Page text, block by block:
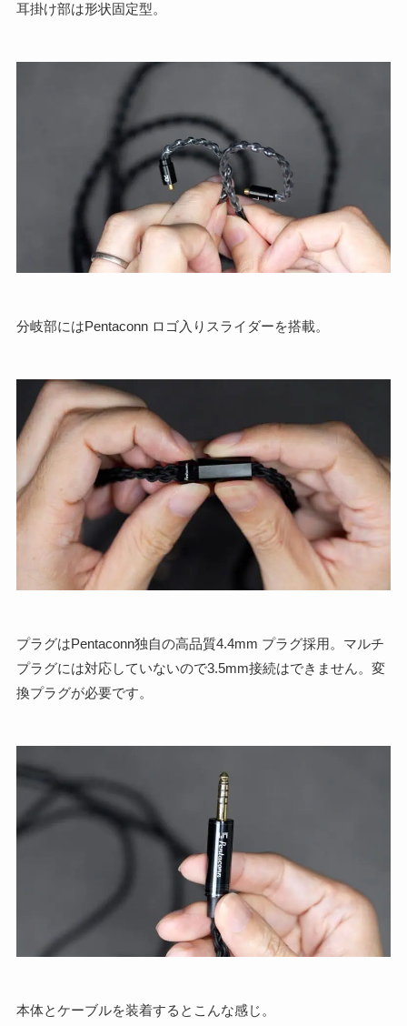
耳掛け部は形状固定型。
分岐部にはPentaconn ロゴ入りスライダーを搭載。
プラグはPentaconn独自の高品質4.4mm プラグ採用。マルチ
プラグには対応していないので3.5mm接続はできません。変
換プラグが必要です。
本体とケーブルを装着するとこんな感じ。